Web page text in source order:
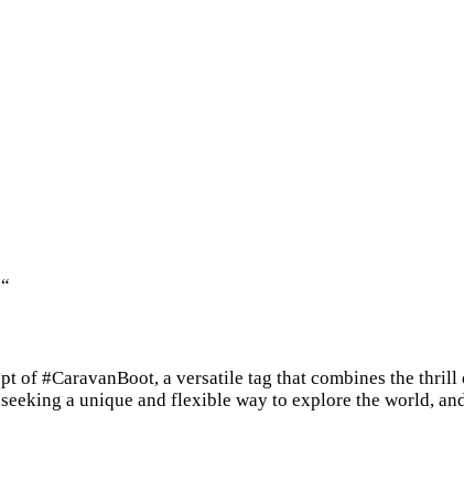
of #CaravanBoot, a versatile tag that combines the
a unique and flexible way to explore the world,